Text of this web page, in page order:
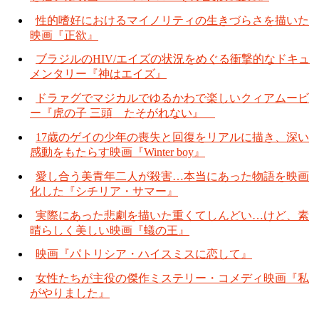
性的嗜好におけるマイノリティの生きづらさを描いた
映画『正欲』
ブラジルのHIV/エイズの状況をめぐる衝撃的なドキュ
メンタリー『神はエイズ』
ドラァグでマジカルでゆるかわで楽しいクィアムービ
ー『虎の子 三頭 たそがれない』
17歳のゲイの少年の喪失と回復をリアルに描き、深い
感動をもたらす映画『Winter boy』
愛し合う美青年二人が殺害…本当にあった物語を映画
化した『シチリア・サマー』
実際にあった悲劇を描いた重くてしんどい…けど、素
晴らしく美しい映画『蟻の王』
映画『パトリシア・ハイスミスに恋して』
女性たちが主役の傑作ミステリー・コメディ映画『私
がやりました』